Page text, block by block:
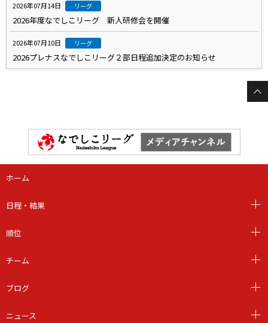
2026年07月14日 リーグ
2026年度なでしこリーグ 新人研修会を開催
2026年07月10日 リーグ
2026プレナスなでしこリーグ２部日程追加決定のお知らせ
ホーム
日程・結果
順位
チーム
ブログ
ニュース